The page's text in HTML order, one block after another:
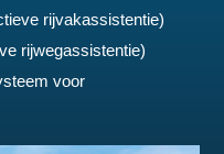
rijvakassistentie)
rijwegassistentie)
voor